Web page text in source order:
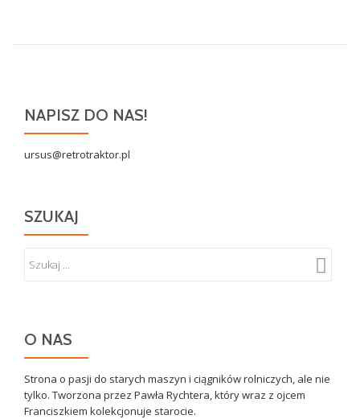
NAPISZ DO NAS!
ursus@retrotraktor.pl
SZUKAJ
O NAS
Strona o pasji do starych maszyn i ciągników rolniczych, ale nie
tylko. Tworzona przez Pawła Rychtera, który wraz z ojcem
Franciszkiem kolekcjonuje starocie.